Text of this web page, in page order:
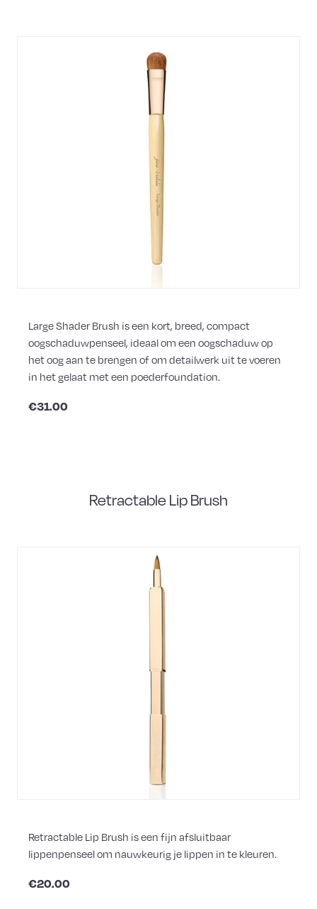
Large Shader Brush is een kort, breed, compact
oogschaduwpenseel, ideaal om een oogschaduw op
het oog aan te brengen of om detailwerk uit te voeren
in het gelaat met een poederfoundation.
€31.00
Retractable Lip Brush
Retractable Lip Brush is een fijn afsluitbaar
lippenpenseel om nauwkeurig je lippen in te kleuren.
€20.00